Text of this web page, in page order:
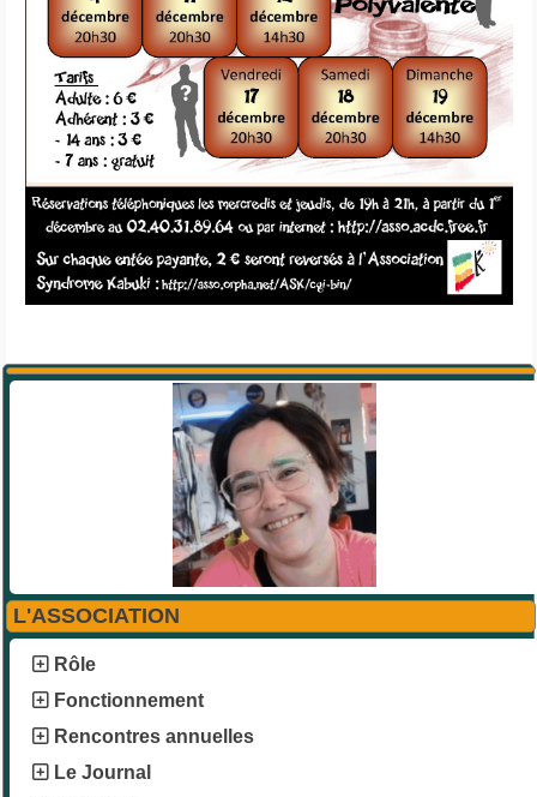
L'ASSOCIATION
Rôle
Fonctionnement
Rencontres annuelles
Le Journal